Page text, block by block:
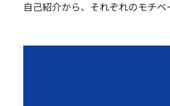
自己紹介から、それぞれのモチ